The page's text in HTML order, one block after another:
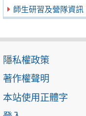
師生研習及營隊資訊
隱私權政策
著作權聲明
本站使用正體字